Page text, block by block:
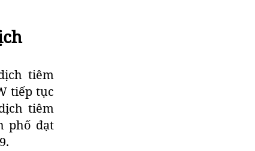
tiêm
tiếp tục
tiêm
phố đạt